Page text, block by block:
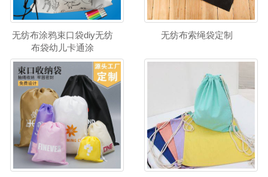
无纺布涂鸦束口袋diy无纺
布袋幼儿卡通涂
无纺布索绳袋定制